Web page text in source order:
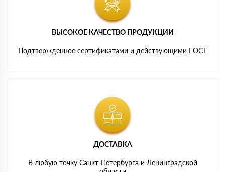
ВЫСОКОЕ КАЧЕСТВО ПРОДУКЦИИ
Подтвержденное сертификатами и действующими ГОСТ
ДОСТАВКА
В любую точку Санкт-Петербурга и Ленинградской